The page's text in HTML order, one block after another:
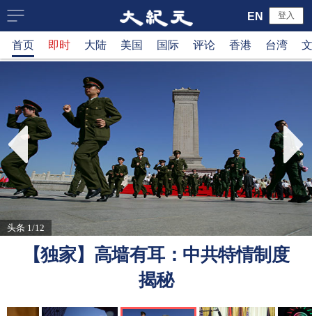
大
纪
元
新
闻
网
登入
EN
首页 即时 大陆 美国 国际 评论 香港 台湾
头条 1/12
【独家】高墙有耳：中共特情制度
揭秘